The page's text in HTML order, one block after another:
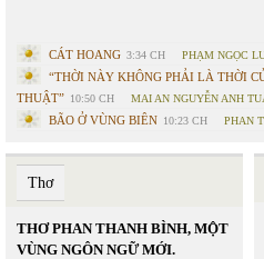
CÁT HOANG 3:34 CH PHẠM NGỌC
“THỜI NÀY KHÔNG PHẢI LÀ THỜI
THUẬT” 10:50 CH MAI AN NGUYỄN ANH
BÃO Ở VÙNG BIÊN 10:23 CH PHAN
Thơ
THƠ PHAN THANH BÌNH, MỘT
VÙNG NGÔN NGỮ MỚI.